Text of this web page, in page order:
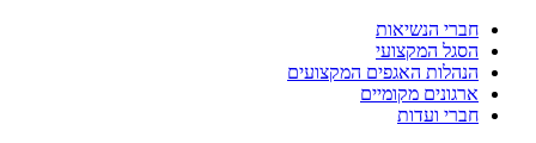
חברי הנשיאות
הסגל המקצועי
הנהלות האגפים המקצועים
ארגונים מקומיים
חברי ועדות